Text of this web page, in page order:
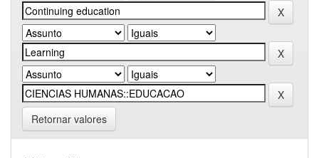
Retornar valores